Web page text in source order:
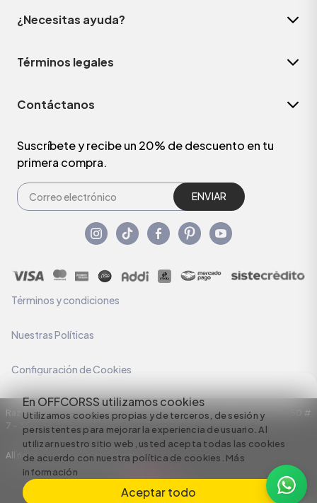
En OFFCORSS utilizamos cookies
Utilizamos cookies propias y de terceros, de sesión y
persistentes para mejorar la experiencia de usuario. Al
utilizar nuestro sitio web, usted acepta todas las cookies
de acuerdo con nuestra política de cookies. Más
información
Aceptar todo
¿Necesitas ayuda?
Términos legales
Contáctanos
Suscríbete y recibe un 20% de descuento en tu
primera compra.
ENVIAR
Términos y condiciones
Nuestras Políticas
Configuración de Cookies
Razón Social: C.I HERMECO S.A. NIT: 890924167-6 Dirección: Carrera 50 #
7 – 35
All rights reserved empowered by